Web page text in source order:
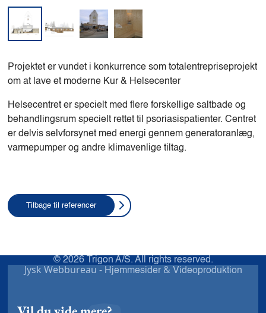
Projektet er vundet i konkurrence som totalentrepriseprojekt
om at lave et moderne Kur & Helsecenter
Helsecentret er specielt med flere forskellige saltbade og
behandlingsrum specielt rettet til psoriasispatienter. Centret
er delvis selvforsynet med energi gennem generatoranlæg,
varmepumper og andre klimavenlige tiltag.
Tilbage til referencer
© 2026 Trigon A/S. All rights reserved.
Jysk Webbureau - Hjemmesider & Videoproduktion